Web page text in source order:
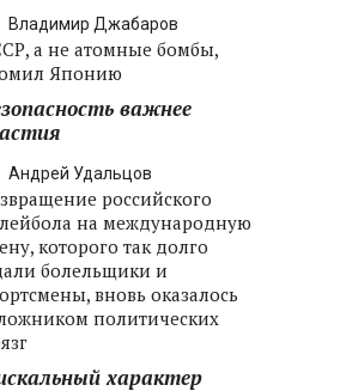
Владимир Джабаров
а не атомные бомбы,
Японию
важнее
Андрей Удальцов
российского
на международную
которого так долго
болельщики и
вновь оказалось
политических
характер